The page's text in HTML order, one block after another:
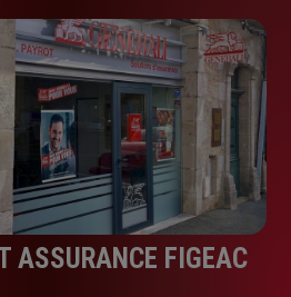
ASSURANCE FIGEAC